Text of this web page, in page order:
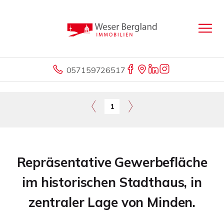
057159726517
1
Repräsentative Gewerbefläche
im historischen Stadthaus, in
zentraler Lage von Minden.